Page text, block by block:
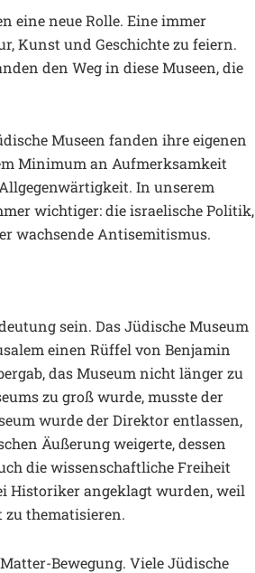
eine neue Rolle. Eine immer
Kunst und Geschichte zu feiern.
den Weg in diese Museen, die
Museen fanden ihre eigenen
Minimum an Aufmerksamkeit
In unserem
wichtiger: die israelische Politik,
wachsende Antisemitismus.
sein. Das Jüdische Museum
einen Rüffel von Benjamin
das Museum nicht länger zu
zu groß wurde, musste der
wurde der Direktor entlassen,
Äußerung weigerte, dessen
die wissenschaftliche Freiheit
Historiker angeklagt wurden, weil
zu thematisieren.
Bewegung. Viele Jüdische